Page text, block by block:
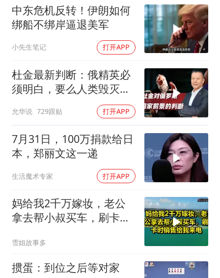
中东危机反转！伊朗如何
绑船不绑岸逼退美军
小先生笔记 打开APP
杜金最新判断：俄精英必
须明白，要么人类毁灭，
允华说 729跟贴 打开APP
7月31日，100万捐款给日
本，郑丽文这一递
生活魔术专家 打开APP
妈给我2千万嫁妆，老公
拿去帮小叔买车，刷卡时
雪姐故事多
掼蛋：到位之后等对家